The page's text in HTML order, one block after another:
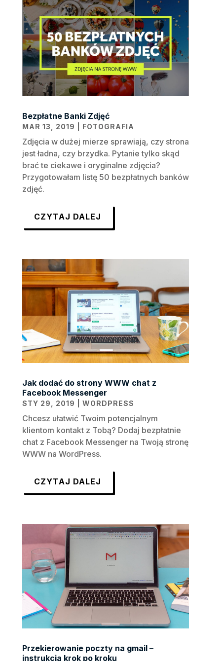
Bezpłatne Banki Zdjęć
MAR 13, 2019 FOTOGRAFIA
Zdjęcia w dużej mierze sprawiają, czy strona
jest ładna, czy brzydka. Pytanie tylko skąd
brać te ciekawe i oryginalne zdjęcia?
Przygotowałam listę 50 bezpłatnych banków
zdjęć.
CZYTAJ DALEJ
Jak dodać do strony WWW chat z
Facebook Messenger
STY 29, 2019 WORDPRESS
Chcesz ułatwić Twoim potencjalnym
klientom kontakt z Tobą? Dodaj bezpłatnie
chat z Facebook Messenger na Twoją stronę
WWW na WordPress.
CZYTAJ DALEJ
Przekierowanie poczty na gmail –
instrukcja krok po kroku